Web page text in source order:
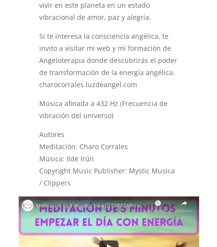
vivir en este planeta en un estado
vibracional de amor, paz y alegría.
Si te interesa la consciencia angélica, te
invito a visitar mi web y mi formación de
Angeloterapia donde descubrirás el poder
de transformación de la energía angélica.
charocorrales.luzdeangel.com
Música afinada a 432 Hz (Frecuencia de
vibración del universo)
Autores
Meditación: Charo Corrales
Música: Ilde Irún
Copyright Music Publisher: Mystic Musica
/ Clippers